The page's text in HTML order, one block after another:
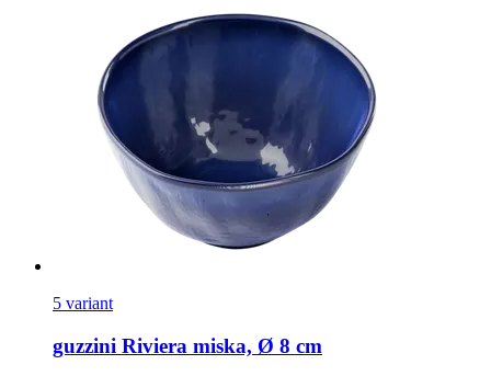
5 variant
guzzini Riviera miska, Ø 8 cm